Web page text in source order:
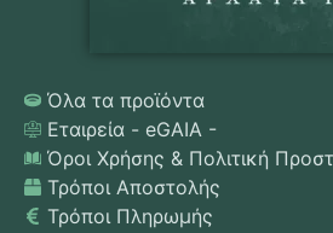
Όλα τα προϊόντα
Εταιρεία - eGAIA -
Όροι Χρήσης & Πολιτική
Τρόποι Αποστολής
Τρόποι Πληρωμής